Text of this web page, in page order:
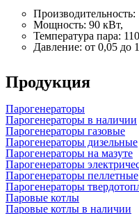
Производительность:
Мощность: 90 кВт,
Температура пара:
Давление: от 0,05 до
Продукция
Парогенераторы
Парогенераторы в наличии
Парогенераторы газовые
Парогенераторы дизельные
Парогенераторы на мазуте
Парогенераторы
Парогенераторы пеллетные
Парогенераторы
Паровые котлы
Паровые котлы в наличии